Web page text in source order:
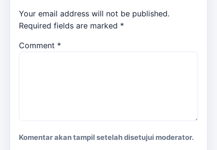
Your email address will not be published.
Required fields are marked *
Comment *
Komentar akan tampil setelah disetujui moderator.